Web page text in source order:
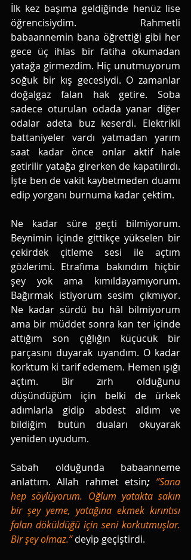
İlk kez başıma geldiğinde henüz lise
öğrencisiydim. Rahmetli
babaannemin bana öğrettiği gibi her
gece üç ihlas bir fatiha okumadan
yatağa girmezdim. Hiç unutmuyorum
soğuk bir kış gecesiydi. O zamanlar
doğalgaz falan hak getire. Soba
sadece oturulan odada yanar diğer
odalar adeta buz keserdi. Elektrikli
battaniyeler vardı yatmadan yarım
saat kadar önce onlar aktif hale
getirilir yatağa girerken de kapatılırdı.
İşte ben de vakit kaybetmeden duamı
edip yorganı burnuma kadar çektim.
Ne kadar süre geçti bilmiyorum.
Beynimin içinde gittikçe yükselen bir
çekirdek çitleme sesi ile açtım
gözlerimi. Etrafıma bakındım hiçbir
şey yok ama kımıldayamıyorum.
Bağırmak istiyorum sesim çıkmıyor.
Ne kadar sürdü bu hâl bilmiyorum
ama bir müddet sonra kan ter içinde
attığım son çığlığın küçücük bir
parçasını duyarak uyandım. O kadar
korktum ki tarif edemem. Hemen ışığı
açtım. Bir zırh olduğunu
düşündüğüm için belki de ürkek
adımlarla gidip abdest aldım ve
bildiğim bütün duaları okuyarak
yeniden uyudum.
Sabah olduğunda babaanneme
anlattım. Allah rahmet etsin; “Sana
hep söylüyorum. Oğlum yatakta sakın
bir şey yeme, yatağına ekmek kırıntısı
falan döküldüğü için seni korkutmuşlar.
Bir şey olmaz.” deyip geçiştirdi.